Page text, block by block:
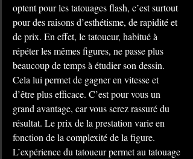
optent pour les tatouages flash, c’est surtout
pour des raisons d’esthétisme, de rapidité et
de prix. En effet, le tatoueur, habitué à
répéter les mêmes figures, ne passe plus
beaucoup de temps à étudier son dessin.
Cela lui permet de gagner en vitesse et
d’être plus efficace. C’est pour vous un
grand avantage, car vous serez rassuré du
résultat. Le prix de la prestation varie en
fonction de la complexité de la figure.
L’expérience du tatoueur permet au tatouage